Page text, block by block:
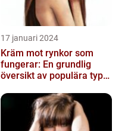
17 januari 2024
Kräm mot rynkor som
fungerar: En grundlig
översikt av populära typer